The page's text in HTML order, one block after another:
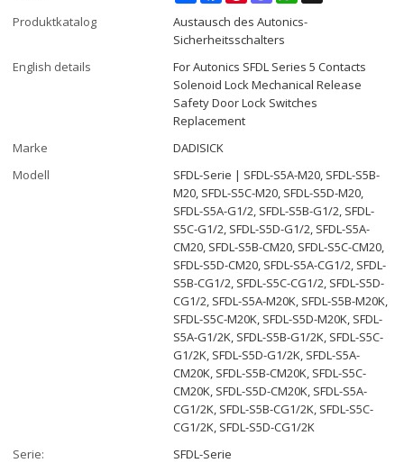
Produktkatalog
Austausch des Autonics-
Sicherheitsschalters
English details
For Autonics SFDL Series 5 Contacts
Solenoid Lock Mechanical Release
Safety Door Lock Switches
Replacement
Marke
DADISICK
Modell
SFDL-Serie | SFDL-S5A-M20, SFDL-S5B-
M20, SFDL-S5C-M20, SFDL-S5D-M20,
SFDL-S5A-G1/2, SFDL-S5B-G1/2, SFDL-
S5C-G1/2, SFDL-S5D-G1/2, SFDL-S5A-
CM20, SFDL-S5B-CM20, SFDL-S5C-CM20,
SFDL-S5D-CM20, SFDL-S5A-CG1/2, SFDL-
S5B-CG1/2, SFDL-S5C-CG1/2, SFDL-S5D-
CG1/2, SFDL-S5A-M20K, SFDL-S5B-M20K,
SFDL-S5C-M20K, SFDL-S5D-M20K, SFDL-
S5A-G1/2K, SFDL-S5B-G1/2K, SFDL-S5C-
G1/2K, SFDL-S5D-G1/2K, SFDL-S5A-
CM20K, SFDL-S5B-CM20K, SFDL-S5C-
CM20K, SFDL-S5D-CM20K, SFDL-S5A-
CG1/2K, SFDL-S5B-CG1/2K, SFDL-S5C-
CG1/2K, SFDL-S5D-CG1/2K
Serie:
SFDL-Serie